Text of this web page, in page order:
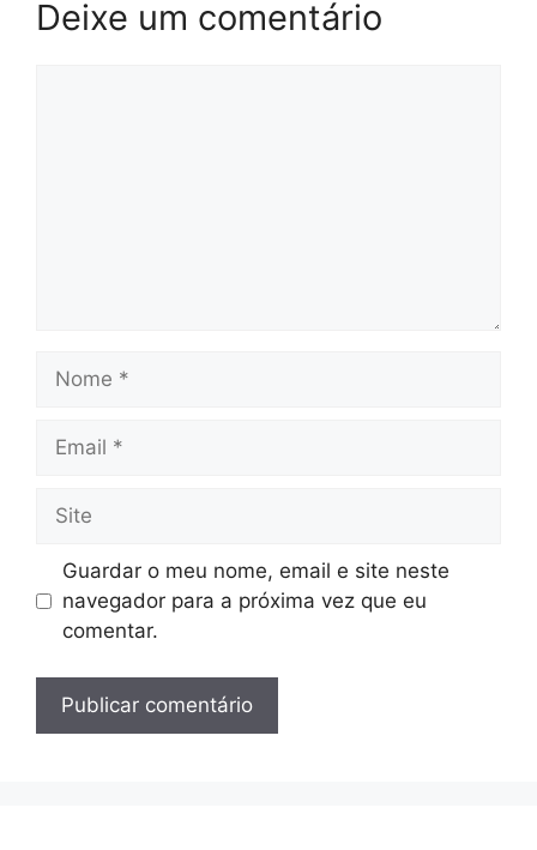
Deixe um comentário
Nome
Email
Site
Guardar o meu nome, email e site neste
navegador para a próxima vez que eu
comentar.